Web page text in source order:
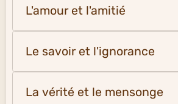
L'amour et l'amitié
Le savoir et l'ignorance
La vérité et le mensonge